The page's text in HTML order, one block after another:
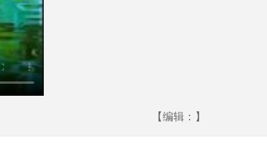
【编辑：】